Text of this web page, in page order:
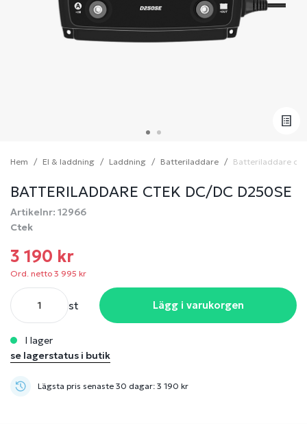
Hem El & laddning Laddning Batteriladdare Batteriladdare
BATTERILADDARE CTEK DC/DC D250SE
Artikelnr: 12966
Ctek
3 190 kr
Ord. netto 3 995 kr
st Lägg i varukorgen
i lager
se lagerstatus i butik
Lägsta pris senaste 30 dagar: 3 190 kr